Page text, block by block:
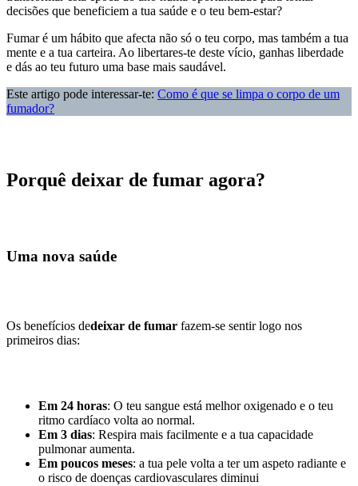
decisões que beneficiem a tua saúde e o teu bem-estar?
Fumar é um hábito que afecta não só o teu corpo, mas também a tua
mente e a tua carteira. Ao libertares-te deste vício, ganhas liberdade
e dás ao teu futuro uma base mais saudável.
Este artigo pode interessar-te: Como é que se limpa o corpo de um
fumador?
Porquê deixar de fumar agora?
Uma nova saúde
Os benefícios dedeixar de fumar fazem-se sentir logo nos
primeiros dias:
Em 24 horas: O teu sangue está melhor oxigenado e o teu
ritmo cardíaco volta ao normal.
Em 3 dias: Respira mais facilmente e a tua capacidade
pulmonar aumenta.
Em poucos meses: a tua pele volta a ter um aspeto radiante e
o risco de doenças cardiovasculares diminui